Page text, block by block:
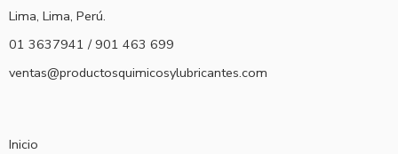
Lima, Lima, Perú.
01 3637941 / 901 463 699
ventas@productosquimicosylubricantes.com
Inicio